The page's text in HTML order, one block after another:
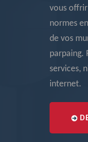
vous
normes
de vos
parpaing.
services,
internet.